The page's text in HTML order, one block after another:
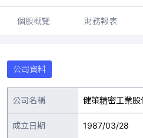
個股概覽 財務報表
公司資料
公司名稱 健策精密工業股
成立日期 1987/03/28